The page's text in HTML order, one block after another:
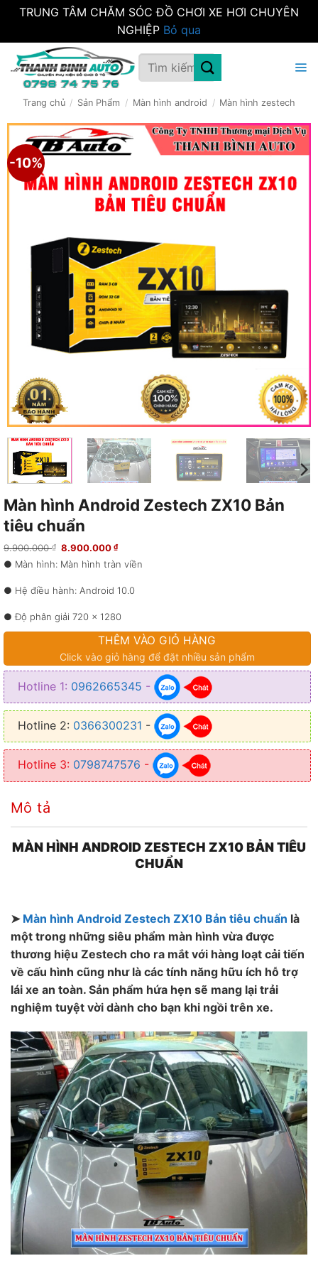
TRUNG TÂM CHĂM SÓC ĐỒ CHƠI XE HƠI CHUYÊN
NGHIỆP Bỏ qua
qua
dung
Tìm
kiếm:
Trang chủ / Sản Phẩm / Màn hình android / Màn hình zestech
-10%
Màn hình Android Zestech ZX10 Bản
tiêu chuẩn
9.900.000₫
Giá
là:
8.900.000 ₫Giá
tại
● Màn hình: Màn hình tràn viền
● Hệ điều hành: Android 10.0
● Độ phân giải 720 x 1280
● ROM: 32GB
● Hệ thống tản nhiệt: TITAN nguyên khối
● Chất Liệu: Nhựa ABS, kính cường lực, nhôm
THÊM VÀO GIỎ HÀNG
Click vào giỏ hàng để đặt nhiều sản phẩm
Hotline 1: 0962665345 -
Hotline 2: 0366300231 -
Hotline 3: 0798747576 -
Mô tả
MÀN HÌNH ANDROID ZESTECH ZX10 BẢN TIÊU
CHUẨN
➤ Màn hình Android Zestech ZX10 Bản tiêu chuẩn là
một trong những siêu phẩm màn hình vừa được
thương hiệu Zestech cho ra mắt với hàng loạt cải tiến
về cấu hình cũng như là các tính năng hữu ích hỗ trợ
lái xe an toàn. Sản phẩm hứa hẹn sẽ mang lại trải
nghiệm tuyệt vời dành cho bạn khi ngồi trên xe.